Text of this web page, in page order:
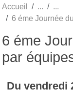
Accueil
6 éme Journée
6 éme
par
Du vendredi